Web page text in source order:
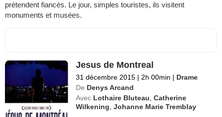
prétendent fiancés. Le jour, simples touristes, ils visitent
monuments et musées.
Jesus de Montreal
31 décembre 2015 | 2h 00min | Drame
De Denys Arcand
Avec Lothaire Bluteau,Catherine
Wilkening,Johanne Marie Tremblay